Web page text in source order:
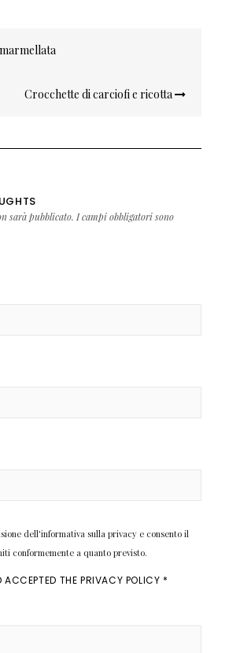
Crocchette di carciofi e ricotta
sarà pubblicato. I campi obbligatori sono
dell'informativa sulla privacy e consento il
conformemente a quanto previsto.
ACCEPTED THE PRIVACY POLICY *